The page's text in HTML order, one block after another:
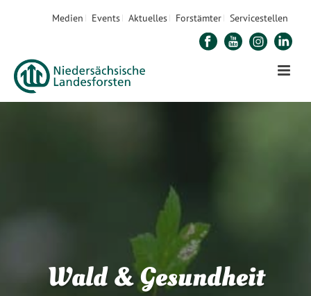
Medien Events Aktuelles Forstämter Servicestellen
Wald & Gesundheit